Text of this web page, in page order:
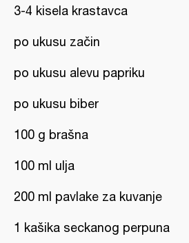
3-4 kisela krastavca
po ukusu začin
po ukusu alevu papriku
po ukusu biber
100 g brašna
100 ml ulja
200 ml pavlake za kuvanje
1 kašika seckanog perpuna